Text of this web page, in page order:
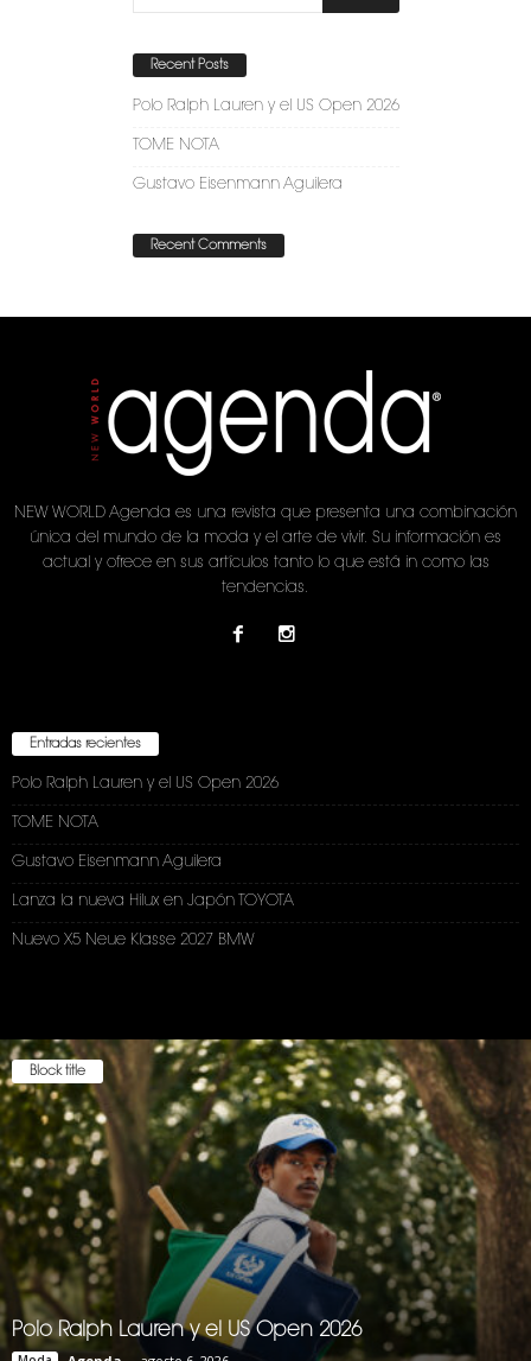
Recent Posts
Polo Ralph Lauren y el US Open 2026
TOME NOTA
Gustavo Eisenmann Aguilera
Recent Comments
NEW WORLD Agenda es una revista que presenta una combinación
única del mundo de la moda y el arte de vivir. Su información es
actual y ofrece en sus artículos tanto lo que está in como las
tendencias.
Entradas recientes
Polo Ralph Lauren y el US Open 2026
TOME NOTA
Gustavo Eisenmann Aguilera
Lanza la nueva Hilux en Japón TOYOTA
Nuevo X5 Neue Klasse 2027 BMW
Block title
Polo Ralph Lauren y el US Open 2026